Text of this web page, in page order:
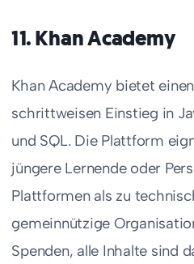
11. Khan Academy
Khan Academy bietet einen
schrittweisen Einstieg in
und SQL. Die Plattform
jüngere Lernende oder
Plattformen als zu
gemeinnützige
Spenden, alle Inhalte sind